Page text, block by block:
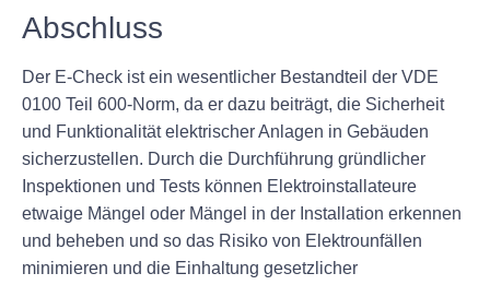
Abschluss
Der E-Check ist ein wesentlicher Bestandteil der VDE
0100 Teil 600-Norm, da er dazu beiträgt, die Sicherheit
und Funktionalität elektrischer Anlagen in Gebäuden
sicherzustellen. Durch die Durchführung gründlicher
Inspektionen und Tests können Elektroinstallateure
etwaige Mängel oder Mängel in der Installation erkennen
und beheben und so das Risiko von Elektrounfällen
minimieren und die Einhaltung gesetzlicher